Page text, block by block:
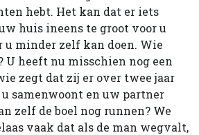
hebt. Het kan dat er iets
huis ineens te groot voor u
u minder zelf kan doen. Wie
U heeft nu misschien nog een
zegt dat zij er over twee jaar
samenwoont en uw partner
zelf de boel nog runnen? We
vaak dat als de man wegvalt,